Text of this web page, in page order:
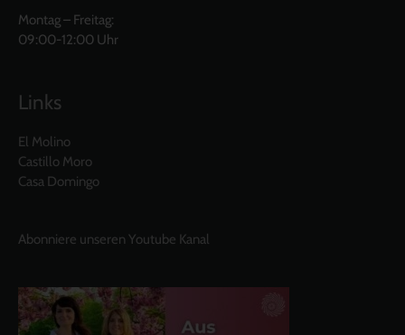
Montag – Freitag:
09:00-12:00 Uhr
Links
El Molino
Castillo Moro
Casa Domingo
Abonniere unseren Youtube Kanal